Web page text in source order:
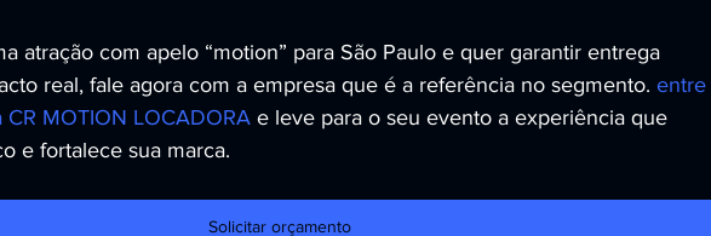
atração com apelo “motion” para São Paulo e quer garantir entrega
real, fale agora com a empresa que é a referência no segmento. entre
MOTION LOCADORA e leve para o seu evento a experiência que
e fortalece sua marca.
Solicitar orçamento